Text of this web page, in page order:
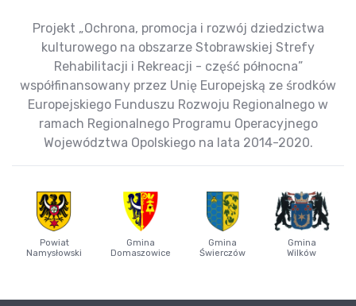
Projekt „Ochrona, promocja i rozwój dziedzictwa
kulturowego na obszarze Stobrawskiej Strefy
Rehabilitacji i Rekreacji - część północna”
współfinansowany przez Unię Europejską ze środków
Europejskiego Funduszu Rozwoju Regionalnego w
ramach Regionalnego Programu Operacyjnego
Województwa Opolskiego na lata 2014-2020.
Powiat
Namysłowski
Gmina
Domaszowice
Gmina
Świerczów
Gmina
Wilków